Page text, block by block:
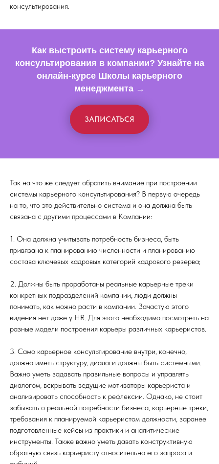
консультирования.
Как выстроить систему карьерного
консультирования в компании? Узнайте на
онлайн-курсе Школы карьерного
менеджмента →
ЗАПИСАТЬСЯ
Так на что же следует обратить внимание при построении
системы карьерного консультирования? В первую очередь
на то, что это действительно система и она должна быть
связана с другими процессами в Компании:
1. Она должна учитывать потребность бизнеса, быть
привязана к планированию численности и планированию
состава ключевых кадровых категорий кадрового резерва;
2. Должны быть проработаны реальные карьерные треки
конкретных подразделений компании, люди должны
понимать, как можно расти в компании. Зачастую этого
видения нет даже у HR. Для этого необходимо посмотреть на
разные модели построения карьеры различных карьеристов.
3. Само карьерное консультирование внутри, конечно,
должно иметь структуру, диалоги должны быть системными.
Важно уметь задавать правильные вопросы и управлять
диалогом, вскрывать ведущие мотиваторы карьериста и
анализировать способность к рефлексии. Однако, не стоит
забывать о реальной потребности бизнеса, карьерные треки,
требования к планируемой карьеристом должности, заранее
подготовленные кейсы из практики и аналитические
инструменты. Также важно уметь давать конструктивную
обратную связь карьеристу относительно его запроса и